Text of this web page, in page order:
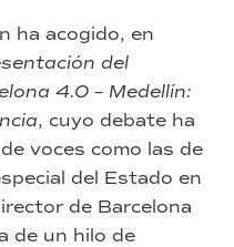
ha acogido, en
del
4.0 – Medellín:
, cuyo debate ha
voces como las de
del Estado en
de Barcelona
de un hilo de